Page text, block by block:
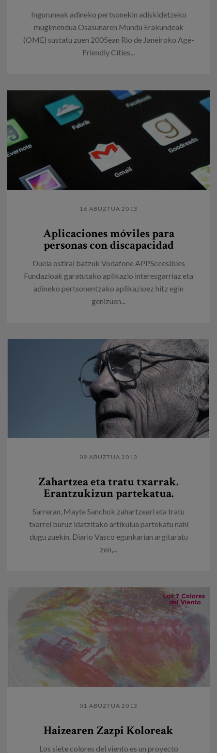
Inguruneak adineko pertsonekin adiskidetzeko
mugimendua Osasunaren Mundu Erakundeak
(OME) sustatu zuen 2005ean Rio de Janeiroko Age-
Friendly Cities...
16 ABUZTUA 2013
Aplicaciones móviles para
personas con discapacidad
Duela ostiral batzuk Vodafone APPSccesibles
Fundazioak garatutako aplikazio interesgarriaz eta
adineko pertsonentzako aplikazioez hitz egin
genizuen...
09 ABUZTUA 2013
Zahartzea eta tratu txarrak.
Erantzukizun partekatua.
Sarreran, Mayte Sanchok zahartzeari eta tratu
txarrei buruz idatzitako artikulua partekatu nahi
dugu zuekin. Diario Vasco egunkarian argitaratu
zen,...
01 ABUZTUA 2013
Haizearen Zazpi Koloreak
Los siete colores del viento es un proyecto